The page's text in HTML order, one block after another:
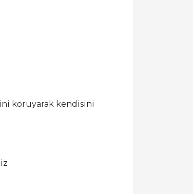
koruyarak kendisini